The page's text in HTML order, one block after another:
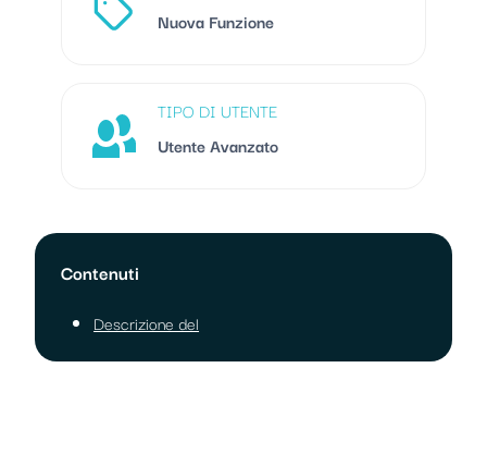
Nuova Funzione
TIPO DI UTENTE
Utente Avanzato
Contenuti
Descrizione del